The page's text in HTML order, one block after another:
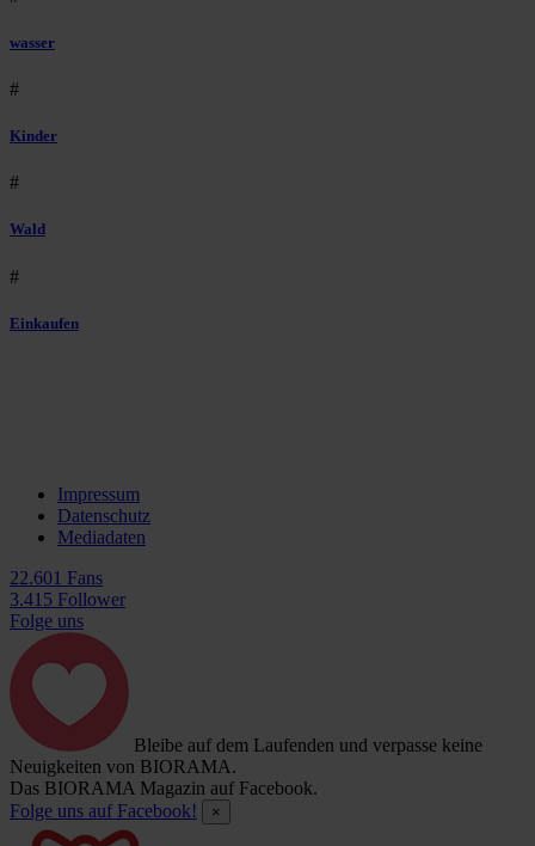
wasser
#
Kinder
#
Wald
#
Einkaufen
Impressum
Datenschutz
Mediadaten
22.601 Fans
3.415 Follower
Folge uns
Bleibe auf dem Laufenden und verpasse keine
Neuigkeiten von BIORAMA.
Das BIORAMA Magazin auf Facebook.
Folge uns auf Facebook!
×